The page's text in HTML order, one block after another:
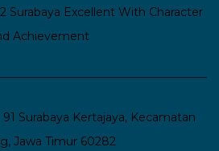
Surabaya Excellent With Character
Achievement
Surabaya Kertajaya, Kecamatan
Jawa Timur 60282